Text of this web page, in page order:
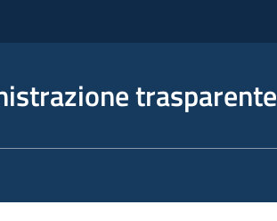
trasparente